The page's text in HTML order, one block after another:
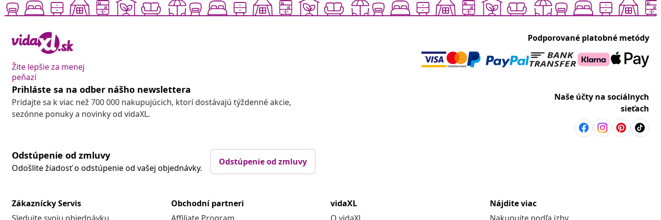
Žite lepšie za menej
peňazí
Podporované platobné metódy
Prihláste sa na odber nášho newslettera
Pridajte sa k viac než 700 000 nakupujúcich, ktorí dostávajú týždenné akcie,
sezónne ponuky a novinky od vidaXL.
Naše účty na sociálnych
sieťach
Odstúpenie od zmluvy
Odošlite žiadosť o odstúpenie od vašej objednávky.
Odstúpenie od zmluvy
Zákaznícky Servis
Obchodní partneri
vidaXL
Nájdite viac